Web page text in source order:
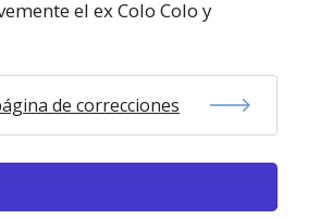
el ex Colo Colo y
de correcciones